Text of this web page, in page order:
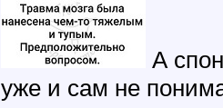
А
уже и сам не